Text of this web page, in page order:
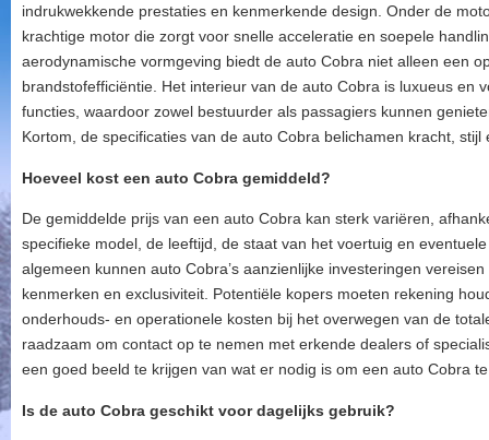
indrukwekkende prestaties en kenmerkende design. Onder de
krachtige motor die zorgt voor snelle acceleratie en soepele
aerodynamische vormgeving biedt de auto Cobra niet alleen een
brandstofefficiëntie. Het interieur van de auto Cobra is luxueus en
functies, waardoor zowel bestuurder als passagiers kunnen
Kortom, de specificaties van de auto Cobra belichamen kracht,
Hoeveel kost een auto Cobra gemiddeld?
De gemiddelde prijs van een auto Cobra kan sterk variëren,
specifieke model, de leeftijd, de staat van het voertuig en
algemeen kunnen auto Cobra’s aanzienlijke investeringen
kenmerken en exclusiviteit. Potentiële kopers moeten rekening
onderhouds- en operationele kosten bij het overwegen van de
raadzaam om contact op te nemen met erkende dealers of
een goed beeld te krijgen van wat er nodig is om een auto Cobra
Is de auto Cobra geschikt voor dagelijks gebruik?